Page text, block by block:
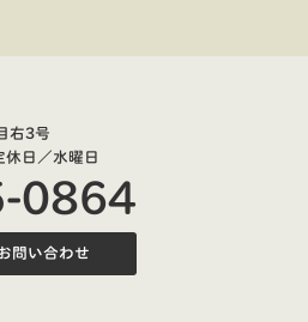
右3号
休日／水曜日
0864
問い合わせ